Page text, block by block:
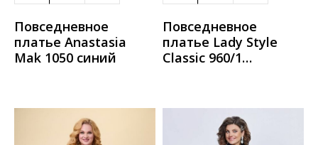
Повседневное
платье Anastasia
Mak 1050 синий
Повседневное
платье Lady Style
Classic 960/1